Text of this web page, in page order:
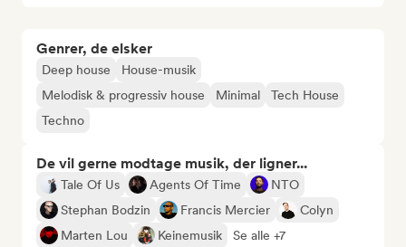
Genrer, de elsker
Deep house
House-musik
Melodisk & progressiv house
Minimal
Tech House
Techno
De vil gerne modtage musik, der ligner...
Tale Of Us Agents Of Time
NTO
Stephan Bodzin
Francis Mercier
Colyn
Marten Lou
Keinemusik Se alle +7